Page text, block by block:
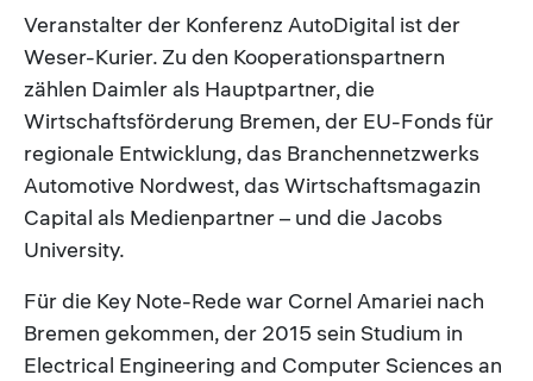
Veranstalter der Konferenz AutoDigital ist der
Weser-Kurier. Zu den Kooperationspartnern
zählen Daimler als Hauptpartner, die
Wirtschaftsförderung Bremen, der EU-Fonds für
regionale Entwicklung, das Branchennetzwerks
Automotive Nordwest, das Wirtschaftsmagazin
Capital als Medienpartner – und die Jacobs
University.
Für die Key Note-Rede war Cornel Amariei nach
Bremen gekommen, der 2015 sein Studium in
Electrical Engineering and Computer Sciences an